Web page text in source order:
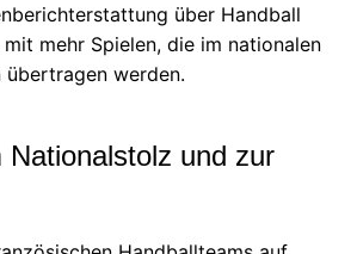
über Handball
mehr Spielen, die im nationalen
übertragen werden.
Nationalstolz und zur